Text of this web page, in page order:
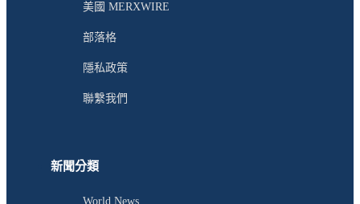
美國 MERXWIRE
部落格
隱私政策
聯繫我們
新聞分類
World News